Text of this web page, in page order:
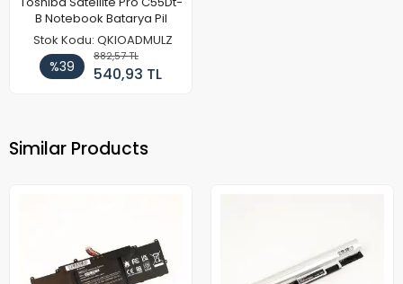
B Notebook Batarya Pil
Stok Kodu: QKIOADMULZ
%39
882,57 TL
540,93 TL
Similar Products